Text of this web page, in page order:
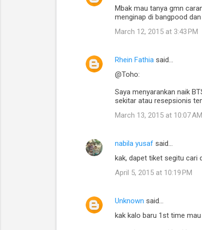
Mbak mau tanya gmn
menginap di bangpood
March 12, 2015 at 3:43 PM
Rhein Fathiasaid…
@Toho:
Saya menyarankan naik
sekitar atau resepsionis
March 13, 2015 at 10:07 AM
nabila yusafsaid…
kak, dapet tiket segitu cari
April 5, 2015 at 10:19 PM
Unknown said…
kak kalo baru 1st time